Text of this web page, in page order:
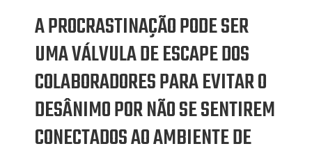
A PROCRASTINAÇÃO PODE SER
UMA VÁLVULA DE ESCAPE DOS
COLABORADORES PARA EVITAR O
DESÂNIMO POR NÃO SE SENTIREM
CONECTADOS AO AMBIENTE DE